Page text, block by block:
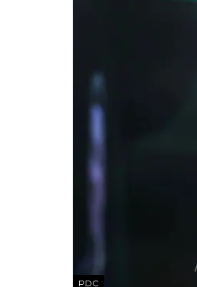
PDC